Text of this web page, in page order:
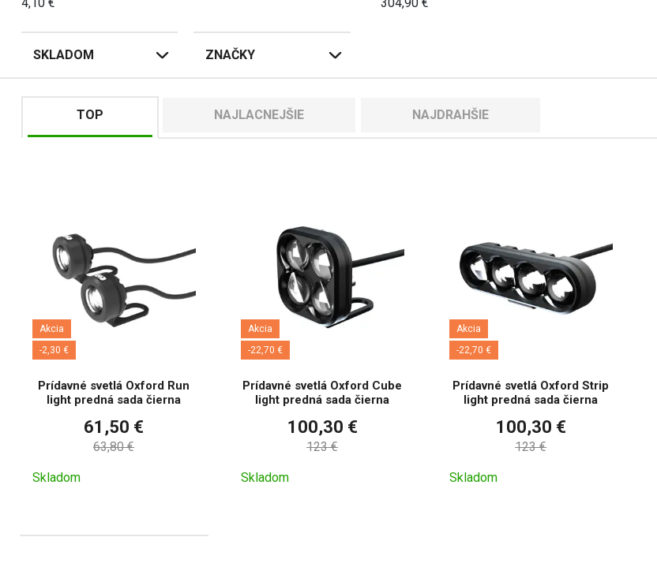
SKLADOM ZNAČKY
TOP NAJLACNEJŠIE NAJDRAHŠIE
Akcia
-2,30 €
Prídavné svetlá Oxford Run
light predná sada čierna
61,50 €
63,80 €
Skladom
Akcia
-22,70 €
Prídavné svetlá Oxford Cube
light predná sada čierna
100,30 €
123 €
Skladom
Akcia
-22,70 €
Prídavné svetlá Oxford Strip
light predná sada čierna
100,30 €
123 €
Skladom